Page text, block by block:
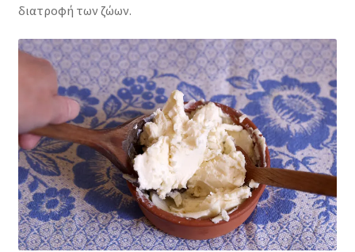
διατροφή των ζώων.